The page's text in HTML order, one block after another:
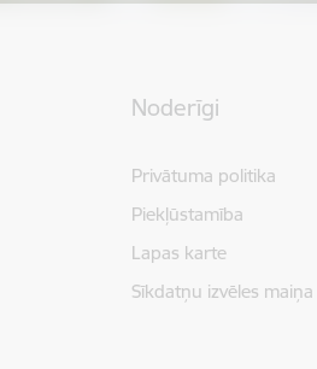
Noderīgi
Privātuma politika
Piekļūstamība
Lapas karte
Sīkdatņu izvēles maiņa